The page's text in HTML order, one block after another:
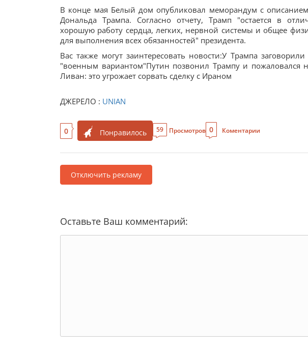
В конце мая Белый дом опубликовал меморандум с описанием
Дональда Трампа. Согласно отчету, Трамп "остается в
хорошую работу сердца, легких, нервной системы и общее
для выполнения всех обязанностей" президента.
Вас также могут заинтересовать новости:У Трампа
"военным вариантом"Путин позвонил Трампу и пожаловался
Ливан: это угрожает сорвать сделку с Ираном
ДЖЕРЕЛО : UNIAN
0 Понравилось 59 Просмотров 0 Коментарии
Отключить рекламу
Оставьте Ваш комментарий: